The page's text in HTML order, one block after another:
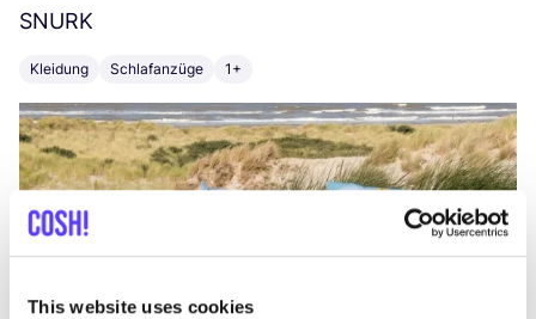
This website uses cookies
SNURK
Kleidung Schlafanzüge 1+